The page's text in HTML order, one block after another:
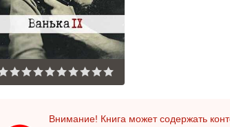
Внимание! Книга может содержать